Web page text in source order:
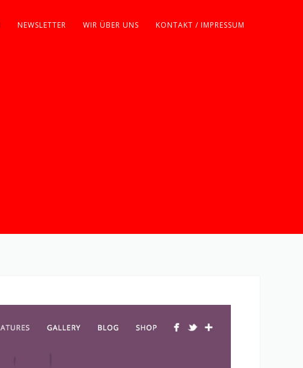
NEWSLETTER WIR ÜBER UNS KONTAKT / IMPRESSUM